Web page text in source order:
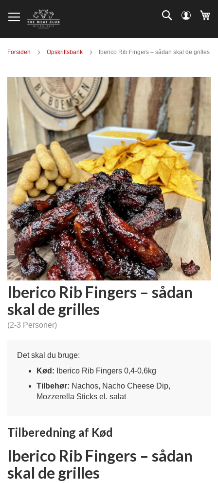
to
Content
Log
ind
Search
Forsiden Opskriftsbank Iberico Rib Fingers – sådan skal de grilles
Iberico Rib Fingers – sådan
skal de grilles
(2-3 Personer)
Det skal du bruge:
Kød:
Iberico Rib Fingers 0,4-0,6kg
Tilbehør: Nachos, Nacho Cheese Dip,
Mozzerella Sticks el. salat
Tilberedning af Kød
Iberico Rib Fingers – sådan
skal de grilles